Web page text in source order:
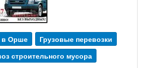
в Орше
Грузовые перевозки
строительного мусора